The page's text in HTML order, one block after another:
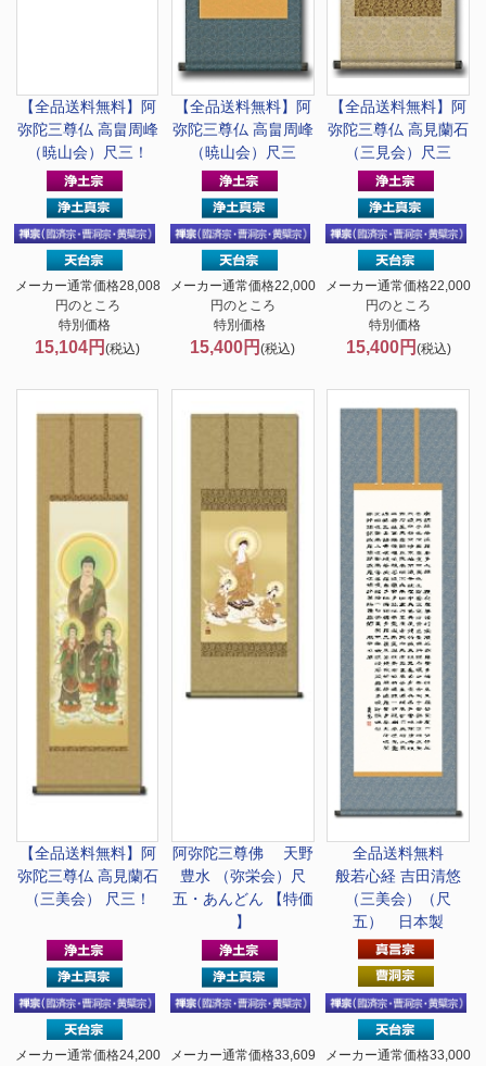
【全品送料無料】
阿
弥陀三尊仏 高畠周峰
（暁山会）尺三！
メーカー通常価格28,008
円のところ
特別価格
15,104円(税込)
【全品送料無料】
阿
弥陀三尊仏 高畠周峰
（暁山会）尺三
メーカー通常価格22,000
円のところ
特別価格
15,400円(税込)
【全品送料無料】
阿
弥陀三尊仏 高見蘭石
（三見会）尺三
メーカー通常価格22,000
円のところ
特別価格
15,400円 (税込)
【全品送料無料】
阿
弥陀三尊仏 高見蘭石
（三美会） 尺三！
メーカー通常価格24,200
阿弥陀三尊佛 天野
豊水 （弥栄会）尺
五・あんどん 【特価
】
メーカー通常価格33,609
全品送料無料
般若心経 吉田清悠
（三美会）（尺
五） 日本製
メーカー通常価格33,000